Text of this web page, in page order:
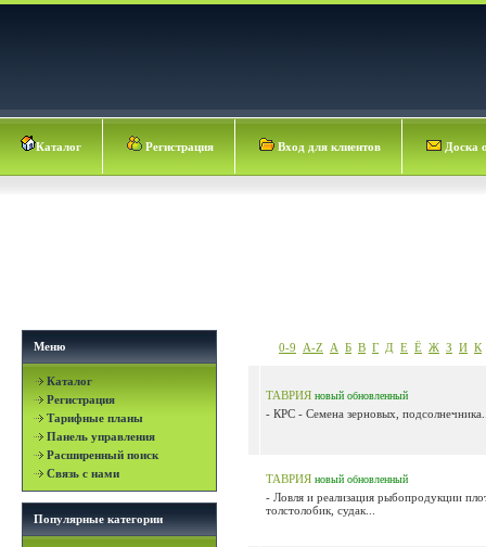
Каталог Регистрация Вход для клиентов Доска
Меню
Каталог
Регистрация
Тарифные планы
Панель управления
Расширенный поиск
Связь с нами
Популярные категории
0-9 A-Z А Б В Г Д Е Ё Ж З И К
ТАВРИЯ новый обновленный
- КРС - Семена зерновых,
ТАВРИЯ новый обновленный
- Ловля и реализация рыбопродукции
толстолобик, судак...